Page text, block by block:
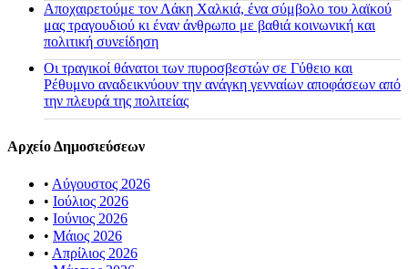
Αποχαιρετούμε τον Λάκη Χαλκιά, ένα σύμβολο του λαϊκού
μας τραγουδιού κι έναν άνθρωπο με βαθιά κοινωνική και
πολιτική συνείδηση
Οι τραγικοί θάνατοι των πυροσβεστών σε Γύθειο και
Ρέθυμνο αναδεικνύουν την ανάγκη γενναίων αποφάσεων από
την πλευρά της πολιτείας
Αρχείο Δημοσιεύσεων
• Αύγουστος 2026
• Ιούλιος 2026
• Ιούνιος 2026
• Μάιος 2026
• Απρίλιος 2026